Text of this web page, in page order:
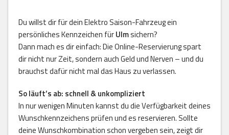
Du willst dir für dein Elektro Saison-Fahrzeug ein
persönliches Kennzeichen fürUlmsichern?
Dann mach es dir einfach: Die Online-Reservierung spart
dir nicht nur Zeit, sondern auch Geld und Nerven – und du
brauchst dafür nicht mal das Haus zu verlassen.
So läuft’s ab: schnell & unkompliziert
In nur wenigen Minuten kannst du die Verfügbarkeit deines
Wunschkennzeichens prüfen und es reservieren. Sollte
deine Wunschkombination schon vergeben sein, zeigt dir